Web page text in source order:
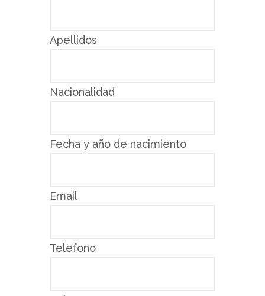
Apellidos
Nacionalidad
Fecha y año de nacimiento
Email
Telefono